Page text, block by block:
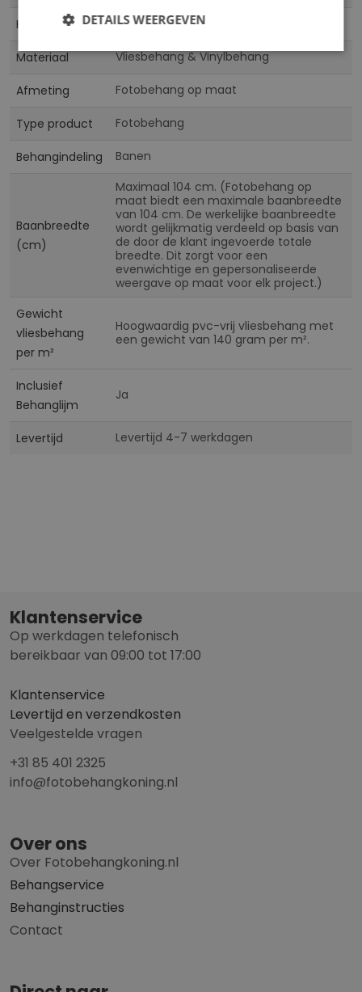
Kleur Multicolor
Materiaal Vliesbehang & Vinylbehang
Afmeting Fotobehang op maat
Type product Fotobehang
Behangindeling Banen
Baanbreedte
(cm)
Maximaal 104 cm. (Fotobehang op
maat biedt een maximale baanbreedte
van 104 cm. De werkelijke baanbreedte
wordt gelijkmatig verdeeld op basis van
de door de klant ingevoerde totale
breedte. Dit zorgt voor een
evenwichtige en gepersonaliseerde
weergave op maat voor elk project.)
Gewicht
vliesbehang
per m²
Hoogwaardig pvc-vrij vliesbehang met
een gewicht van 140 gram per m².
Inclusief
Behanglijm
Ja
Levertijd Levertijd 4-7 werkdagen
Klantenservice
Op werkdagen telefonisch
bereikbaar van 09:00 tot 17:00
Klantenservice
Levertijd en verzendkosten
Veelgestelde vragen
+31 85 401 2325
info@fotobehangkoning.nl
Over ons
Over Fotobehangkoning.nl
Behangservice
Behanginstructies
Contact
DETAILS WEERGEVEN